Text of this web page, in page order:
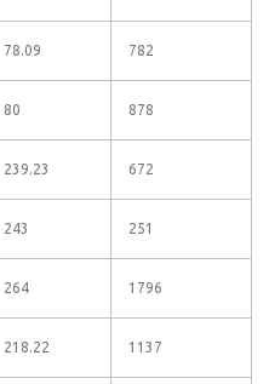
78.09 782
80 878
239.23 672
243 251
264 1796
218.22 1137